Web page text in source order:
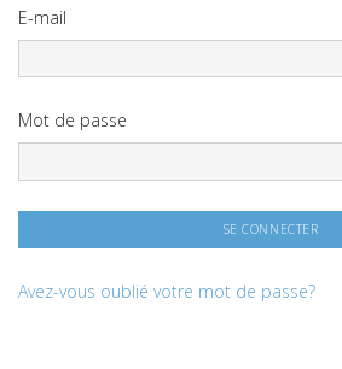
E-mail
Mot de passe
Avez-vous oublié votre mot de passe?